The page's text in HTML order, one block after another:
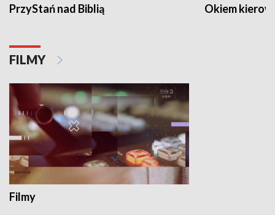
PrzyStań nad Biblią Okiem
FILMY
Filmy